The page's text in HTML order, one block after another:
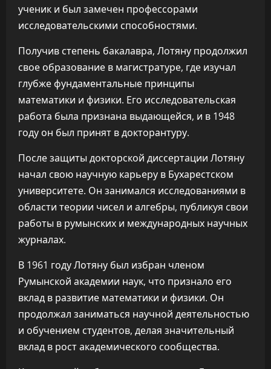
ученик и был замечен профессорами
исследовательскими способностями.
Получив степень бакалавра, Лотяну продолжил
свое образование в магистратуре, где изучал
глубже фундаментальные принципы
математики и физики. Его исследовательская
работа была признана выдающейся, и в 1948
году он был принят в докторантуру.
После защиты докторской диссертации Лотяну
начал свою научную карьеру в Бухарестском
университете. Он занимался исследованиями в
области теории чисел и алгебры, публикуя свои
работы в румынских и международных научных
журналах.
В 1961 году Лотяну был избран членом
Румынской академии наук, что признало его
вклад в развитие математики и физики. Он
продолжал заниматься научной деятельностью
и обучением студентов, делая значительный
вклад в рост академического сообщества.